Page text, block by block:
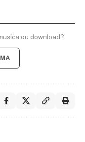
ou download?